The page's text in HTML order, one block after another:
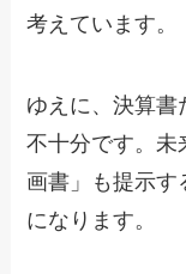
考えています。
ゆえに、決算書
不十分です。未
画書」も提示す
になります。